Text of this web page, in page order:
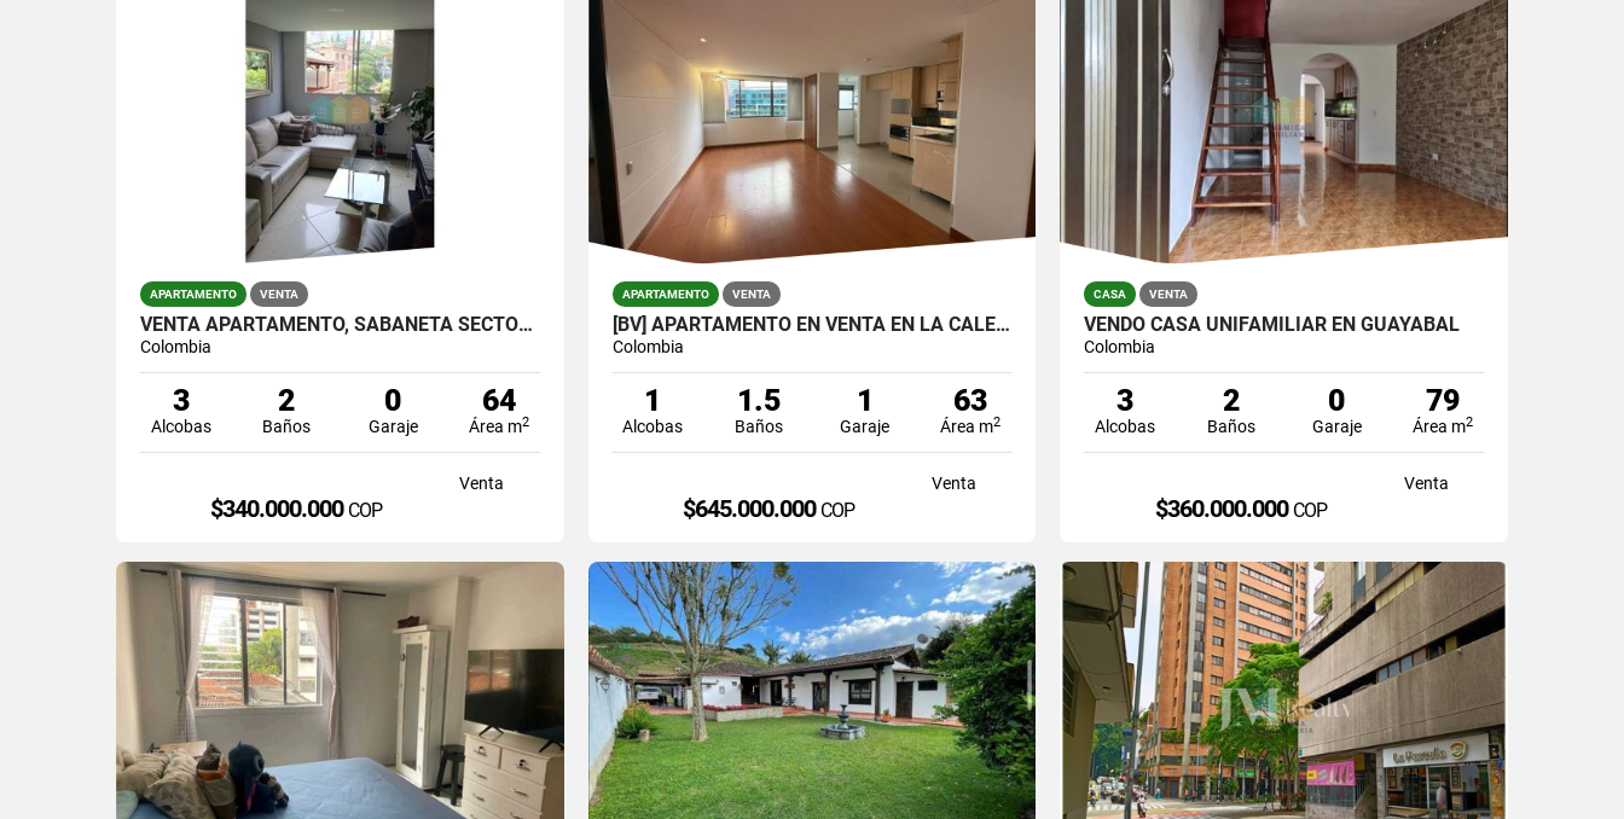
APARTAMENTO VENTA
VENTA APARTAMENTO, SABANETA SECTOR MAYORCA.
Colombia
3
Alcobas
2
Baños
0
Garaje
64
Área m2
Venta
$340.000.000 COP
APARTAMENTO VENTA
[BV] APARTAMENTO EN VENTA EN LA CALERA, EL POBLADO POR LA SUPERIOR
Colombia
1
Alcobas
1.5
Baños
1
Garaje
63
Área m2
Venta
$645.000.000 COP
CASA VENTA
VENDO CASA UNIFAMILIAR EN GUAYABAL
Colombia
3
Alcobas
2
Baños
0
Garaje
79
Área m2
Venta
$360.000.000 COP